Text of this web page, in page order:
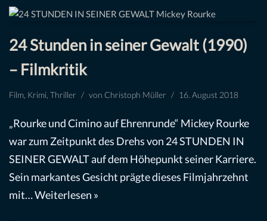
24 Stunden in seiner Gewalt (1990)
– Filmkritik
Film Krimi Thriller von Christoph Müller 16. August 2018
„Rourke und Cimino auf Ehrenrunde“ Mickey Rourke
war zum Zeitpunkt des Drehs von 24 STUNDEN IN
SEINER GEWALT auf dem Höhepunkt seiner Karriere.
Sein markantes Gesicht prägte dieses Filmjahrzehnt
mit…Weiterlesen »